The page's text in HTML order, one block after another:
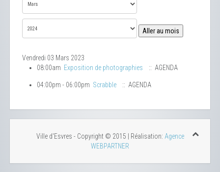
Aller au mois
Vendredi 03 Mars 2023
08:00am Exposition de photographies :: AGENDA
04:00pm - 06:00pm Scrabble :: AGENDA
Ville d'Esvres - Copyright © 2015 | Réalisation: Agence
WEBPARTNER